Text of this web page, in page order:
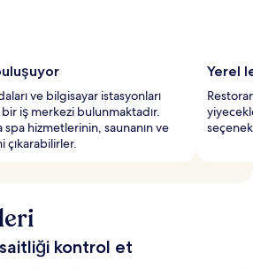
e
r
d
ve bilgisayar istasyonları
iş merkezi bulunmaktadır.
hizmetlerinin, saunanın ve
çıkarabilirler.
Yerel
kontrol et